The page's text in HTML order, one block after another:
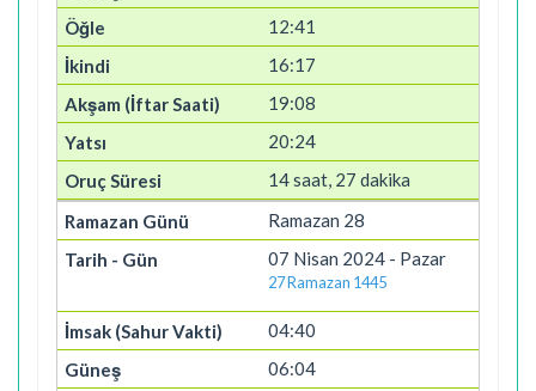
12:41
16:17
19:08
20:24
14 saat, 27 dakika
Ramazan 28
07 Nisan 2024 - Pazar
27 Ramazan 1445
04:40
06:04